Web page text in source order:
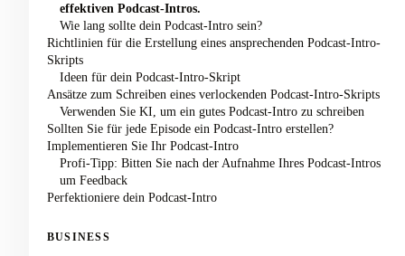
effektiven Podcast-Intros.
Wie lang sollte dein Podcast-Intro sein?
Richtlinien für die Erstellung eines ansprechenden Podcast-Intro-
Skripts
Ideen für dein Podcast-Intro-Skript
Ansätze zum Schreiben eines verlockenden Podcast-Intro-Skripts
Verwenden Sie KI, um ein gutes Podcast-Intro zu schreiben
Sollten Sie für jede Episode ein Podcast-Intro erstellen?
Implementieren Sie Ihr Podcast-Intro
Profi-Tipp: Bitten Sie nach der Aufnahme Ihres Podcast-Intros
um Feedback
Perfektioniere dein Podcast-Intro
BUSINESS